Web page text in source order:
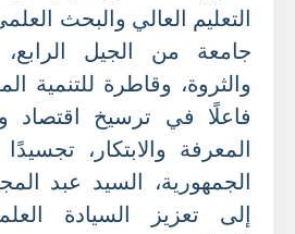
التعليم العالي والبحث
جامعة من الجيل الرابع،
والثروة، وقاطرة للتنمية
فاعلًا في ترسيخ اقتصاد
المعرفة والابتكار،
الجمهورية، السيد عبد
إلى تعزيز السيادة